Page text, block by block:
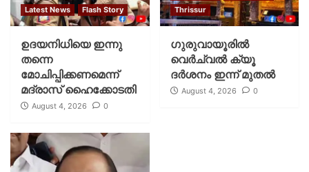
Latest News Flash Story
ഉദയനിധിയെ ഇന്നു
തന്നെ
മോചിപ്പിക്കണമെന്ന്
മദ്രാസ് ഹൈക്കോടതി
August 4, 2026 0
Thrissur
ഗുരുവായൂരില്‍
വെര്‍ച്വല്‍ ക്യൂ
ദര്‍ശനം ഇന്ന് മുതല്‍
August 4, 2026 0